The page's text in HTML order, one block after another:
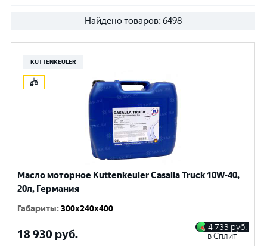
Найдено товаров: 6498
KUTTENKEULER
Масло моторное Kuttenkeuler Casalla Truck 10W-40,
20л, Германия
Габариты:300x240x400
18 930 руб.
4 733 руб.
в Сплит